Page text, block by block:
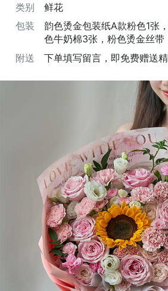
类别
鲜花
包装
韵色烫金包装纸A款粉色1张
色牛奶棉3张，粉色烫金丝带
附送
下单填写留言，即免费赠送精